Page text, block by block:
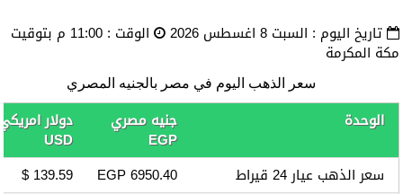
تاريخ اليوم : السبت الوقت : 11:00 م بتوقيت
مكة المكرمة
سعر الذهب اليوم في مصر بالجنيه المصري
الوحدة جنيه مصري
EGP
دولار
USD
سعر الذهب عيار 24 قيراط
6950.40 EGP
139.59 $